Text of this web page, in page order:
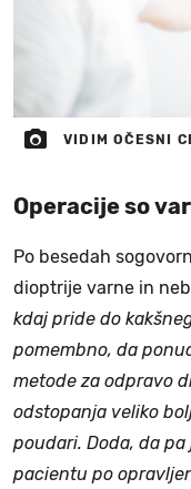
VIDIM OČESNI
Operacije so
Po besedah
dioptrije varne in
kdaj pride do
pomembno, da
metode za odpravo
odstopanja veliko
poudari. Doda, da
pacientu po